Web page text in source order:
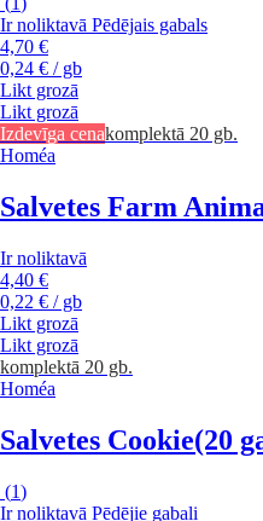
Ir noliktavā Pēdējais gabals
4,70 €
0,24 € / gb
Likt grozā
Likt grozā
Izdevīga cenakomplektā 20 gb.
Homéa
Salvetes Farm
Ir noliktavā
4,40 €
0,22 € / gb
Likt grozā
Likt grozā
komplektā 20 gb.
Homéa
Salvetes Cookie(20
(1)
Ir noliktavā Pēdējie gabali